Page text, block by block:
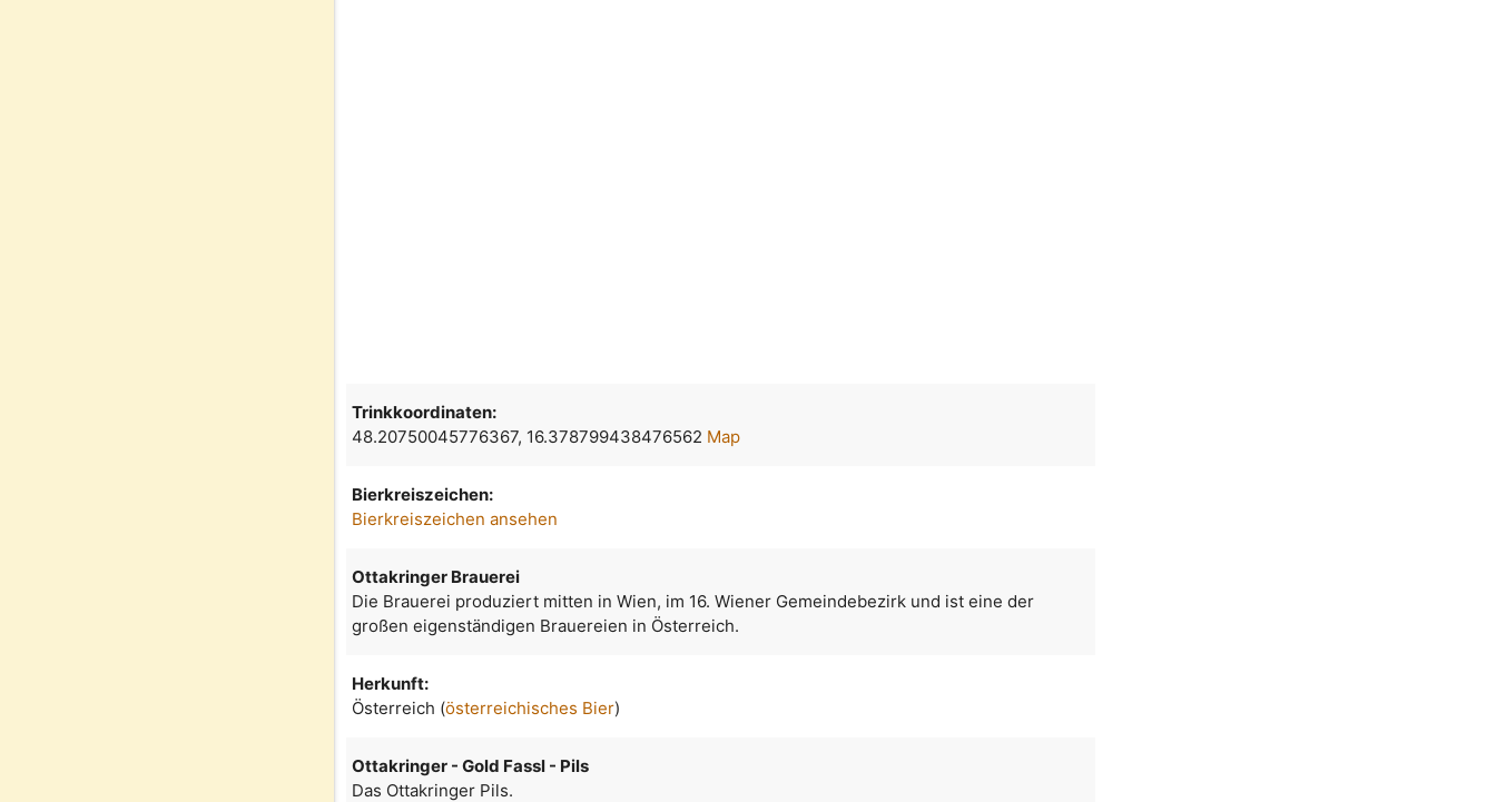
Trinkkoordinaten:
48.20750045776367, 16.378799438476562 Map
Bierkreiszeichen:
Bierkreiszeichen ansehen
Ottakringer Brauerei
Die Brauerei produziert mitten in Wien, im 16. Wiener Gemeindebezirk und ist eine der
großen eigenständigen Brauereien in Österreich.
Herkunft:
Österreich (österreichisches Bier)
Ottakringer - Gold Fassl - Pils
Das Ottakringer Pils.